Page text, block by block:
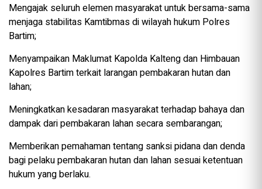
Mengajak seluruh elemen masyarakat untuk bersama-sama
menjaga stabilitas Kamtibmas di wilayah hukum Polres
Bartim;
Menyampaikan Maklumat Kapolda Kalteng dan Himbauan
Kapolres Bartim terkait larangan pembakaran hutan dan
lahan;
Meningkatkan kesadaran masyarakat terhadap bahaya dan
dampak dari pembakaran lahan secara sembarangan;
Memberikan pemahaman tentang sanksi pidana dan denda
bagi pelaku pembakaran hutan dan lahan sesuai ketentuan
hukum yang berlaku.